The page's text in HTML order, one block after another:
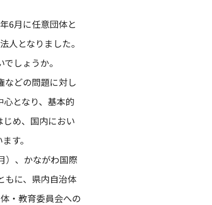
6月に任意団体と
人となりました。
しょうか。
などの問題に対し
となり、基本的
め、国内におい
す。
）、かながわ国際
もに、県内自治体
・教育委員会への